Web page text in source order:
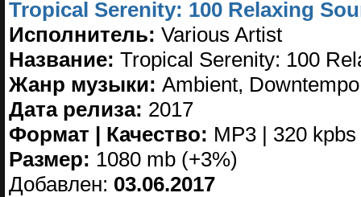
Tropical Serenity: 100 Relaxing
Исполнитель: Various Artist
Название: Tropical Serenity: 100
Жанр музыки: Ambient,
Дата релиза: 2017
Формат | Качество: MP3 | 320 kpbs
Размер: 1080 mb (+3%)
Добавлен: 03.06.2017